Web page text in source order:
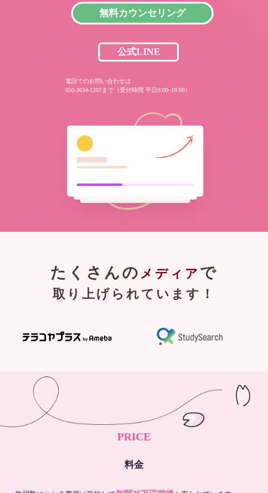
無料カウンセリング
公式LINE
電話でのお問い合わせは
050-3634-1207まで（受付時間 平日9:00~18:00）
たくさんの メディア で
取り上げられています！
PRICE
料金